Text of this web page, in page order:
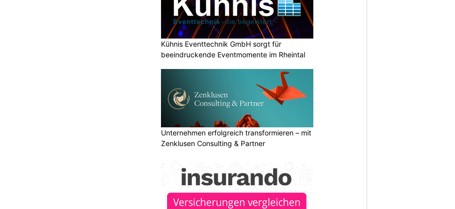
Kühnis Eventtechnik GmbH sorgt für
beeindruckende Eventmomente im Rheintal
Unternehmen erfolgreich transformieren – mit
Zenklusen Consulting & Partner